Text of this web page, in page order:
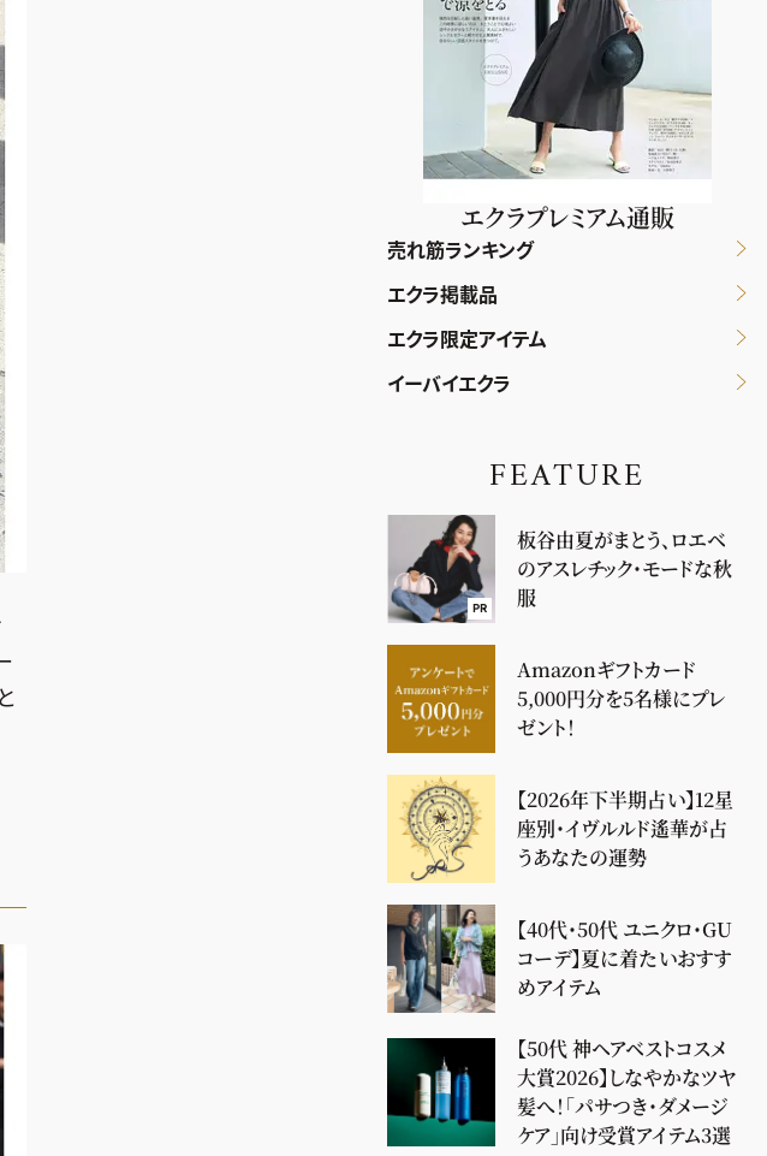
エクラプレミアム通販
売れ筋ランキング
エクラ掲載品
エクラ限定アイテム
イーバイエクラ
FEATURE
PR
板谷由夏がまとう、ロエベ
のアスレチック・モードな秋
服
Amazonギフトカード
5,000円分を5名様にプレ
ゼント！
【2026年下半期占い】12星
座別・イヴルルド遙華が占
うあなたの運勢
【40代・50代 ユニクロ・GU
コーデ】夏に着たいおすす
めアイテム
【50代 神ヘアベストコスメ
大賞2026】しなやかなツヤ
髪へ！「パサつき・ダメージ
ケア」向け受賞アイテム3選